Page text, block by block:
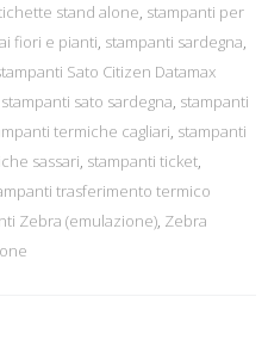
stand alone, stampanti per
fiori e pianti, stampanti sardegna,
Sato Citizen Datamax
stampanti sato sardegna, stampanti
termiche cagliari, stampanti
sassari, stampanti ticket,
trasferimento termico
Zebra (emulazione), Zebra